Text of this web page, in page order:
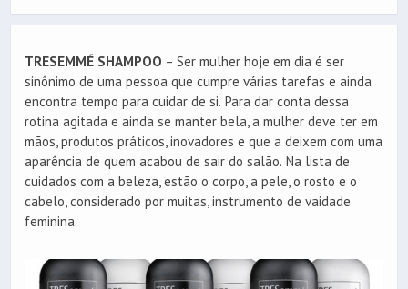
TRESEMMÉ SHAMPOO – Ser mulher hoje em dia é ser
sinônimo de uma pessoa que cumpre várias tarefas e ainda
encontra tempo para cuidar de si. Para dar conta dessa
rotina agitada e ainda se manter bela, a mulher deve ter em
mãos, produtos práticos, inovadores e que a deixem com uma
aparência de quem acabou de sair do salão. Na lista de
cuidados com a beleza, estão o corpo, a pele, o rosto e o
cabelo, considerado por muitas, instrumento de vaidade
feminina.